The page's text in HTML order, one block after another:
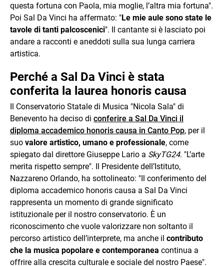
questa fortuna con Paola, mia moglie, l’altra mia fortuna".
Poi Sal Da Vinci ha affermato: "Le mie aule sono state le
tavole di tanti palcoscenici". Il cantante si è lasciato poi
andare a racconti e aneddoti sulla sua lunga carriera
artistica.
Perché a Sal Da Vinci è stata
conferita la laurea honoris causa
Il Conservatorio Statale di Musica "Nicola Sala" di
Benevento ha deciso di conferire a Sal Da Vinci il
diploma accademico honoris causa in Canto Pop, per il
suo valore artistico, umano e professionale, come
spiegato dal direttore Giuseppe Lario a SkyTG24. "L’arte
merita rispetto sempre". Il Presidente dell’Istituto,
Nazzareno Orlando, ha sottolineato: "Il conferimento del
diploma accademico honoris causa a Sal Da Vinci
rappresenta un momento di grande significato
istituzionale per il nostro conservatorio. È un
riconoscimento che vuole valorizzare non soltanto il
percorso artistico dell’interprete, ma anche il contributo
che la musica popolare e contemporanea continua a
offrire alla crescita culturale e sociale del nostro Paese".